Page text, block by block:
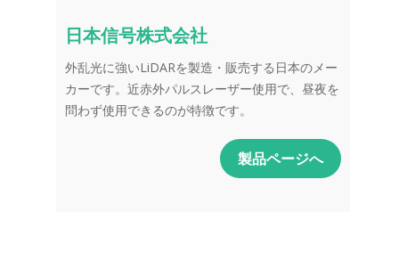
日本信号株式会社
外乱光に強いLiDARを製造・販売する日本のメー
カーです。近赤外パルスレーザー使用で、昼夜を
問わず使用できるのが特徴です。
製品ページへ